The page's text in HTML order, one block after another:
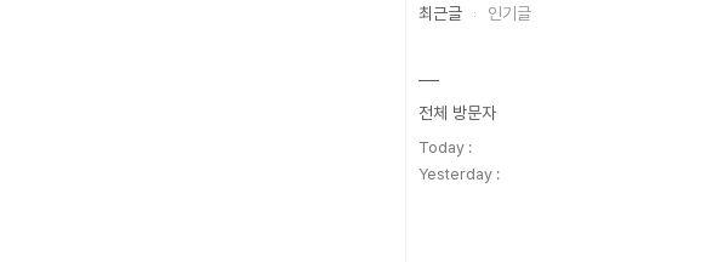
최근글 인기글
전체 방문자
Today :
Yesterday :